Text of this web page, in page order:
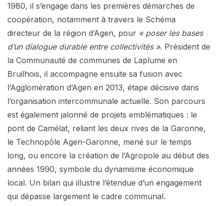
1980, il s’engage dans les premières démarches de
coopération, notamment à travers le Schéma
directeur de la région d’Agen, pour « poser les bases
d’un dialogue durable entre collectivités ». Président de
la Communauté de communes de Laplume en
Bruilhois, il accompagne ensuite sa fusion avec
l’Agglomération d’Agen en 2013, étape décisive dans
l’organisation intercommunale actuelle. Son parcours
est également jalonné de projets emblématiques : le
pont de Camélat, reliant les deux rives de la Garonne,
le Technopôle Agen-Garonne, mené sur le temps
long, ou encore la création de l’Agropole au début des
années 1990, symbole du dynamisme économique
local. Un bilan qui illustre l’étendue d’un engagement
qui dépasse largement le cadre communal.